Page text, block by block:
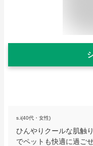
s.i(40代・女性)
ひんやりクールな肌触
でペットも快適に過ご